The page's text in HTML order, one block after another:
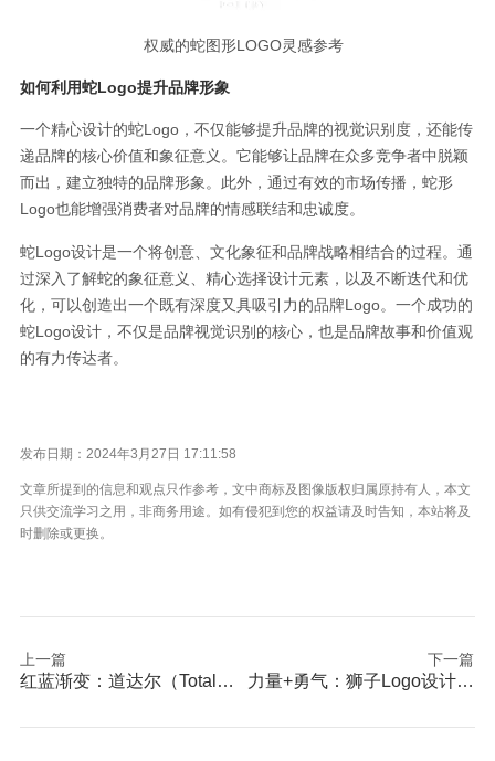
权威的蛇图形LOGO灵感参考
如何利用蛇Logo提升品牌形象
一个精心设计的蛇Logo，不仅能够提升品牌的视觉识别度，还能传
递品牌的核心价值和象征意义。它能够让品牌在众多竞争者中脱颖
而出，建立独特的品牌形象。此外，通过有效的市场传播，蛇形
Logo也能增强消费者对品牌的情感联结和忠诚度。
蛇Logo设计是一个将创意、文化象征和品牌战略相结合的过程。通
过深入了解蛇的象征意义、精心选择设计元素，以及不断迭代和优
化，可以创造出一个既有深度又具吸引力的品牌Logo。一个成功的
蛇Logo设计，不仅是品牌视觉识别的核心，也是品牌故事和价值观
的有力传达者。
发布日期：2024年3月27日 17:11:58
文章所提到的信息和观点只作参考，文中商标及图像版权归属原持有人，本文
只供交流学习之用，非商务用途。如有侵犯到您的权益请及时告知，本站将及
时删除或更换。
上一篇
红蓝渐变：道达尔（Total）Logo的含义
下一篇
力量+勇气：狮子Logo设计含义